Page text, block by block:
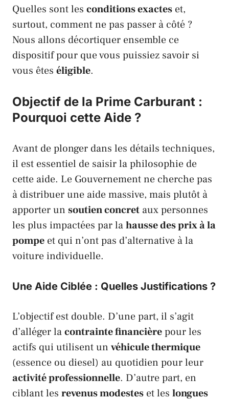
Quelles sont les conditions exactes et,
surtout, comment ne pas passer à côté ?
Nous allons décortiquer ensemble ce
dispositif pour que vous puissiez savoir si
vous êtes éligible.
Objectif de la Prime Carburant :
Pourquoi cette Aide ?
Avant de plonger dans les détails techniques,
il est essentiel de saisir la philosophie de
cette aide. Le Gouvernementne cherche pas
à distribuer une aide massive, mais plutôt à
apporter un soutien concret aux personnes
les plus impactées par lahausse des prix à la
pompe et qui n’ont pas d’alternative à la
voiture individuelle.
Une Aide Ciblée : Quelles Justifications ?
L’objectif est double. D’une part, il s’agit
d’alléger lacontrainte financièrepour les
actifs qui utilisent un véhicule thermique
(essence ou diesel) au quotidien pour leur
activité professionnelle. D’autre part, en
ciblant les revenus modestes et les longues